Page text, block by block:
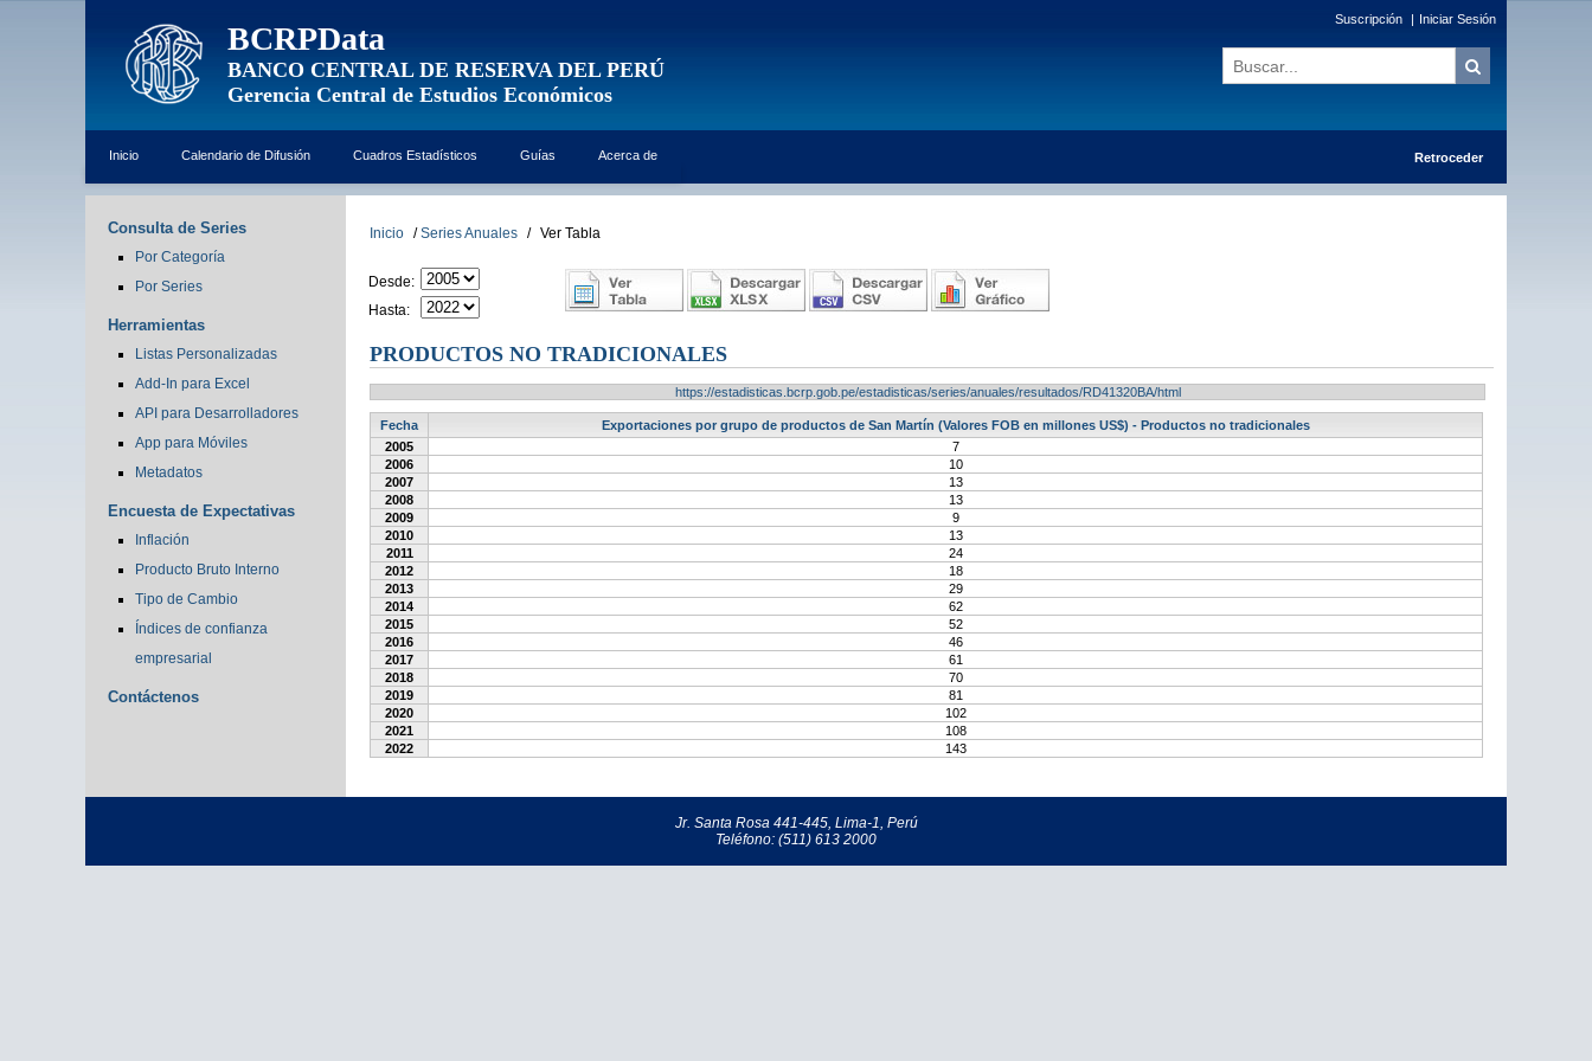
BCRPData
BANCO CENTRAL DE RESERVA DEL PERÚ
Gerencia Central de Estudios Económicos
Suscripción | Iniciar Sesión
Inicio Calendario de Difusión Cuadros Estadísticos Guías Acerca de Retroceder
Consulta de Series
Por Categoría
Por Series
Herramientas
Listas Personalizadas
Add-In para Excel
API para Desarrolladores
App para Móviles
Metadatos
Encuesta de Expectativas
Inflación
Producto Bruto Interno
Tipo de Cambio
Índices de confianza
empresarial
Contáctenos
Inicio / Series Anuales / Ver Tabla
Desde:
Hasta:
PRODUCTOS NO TRADICIONALES
https://estadisticas.bcrp.gob.pe/estadisticas/series/anuales/resultados/RD41320BA/html
Fecha
Exportaciones por grupo de productos de San Martín (Valores FOB en millones US$) - Productos no tradicionales
2005
7
2006
10
2007
13
2008
13
2009
9
2010
13
2011
24
2012
18
2013
29
2014
62
2015
52
2016
46
2017
61
2018
70
2019
81
2020
102
2021
108
2022
143
Jr. Santa Rosa 441-445, Lima-1, Perú
Teléfono: (511) 613 2000